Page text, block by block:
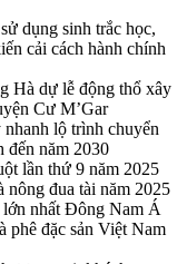
dụng sinh trắc học,
cải cách hành chính
Hà dự lễ động thổ xây
Cư M’Gar
lộ trình chuyển
đến năm 2030
lần thứ 9 năm 2025
đua tài năm 2025
nhất Đông Nam Á
phê đặc sản Việt Nam